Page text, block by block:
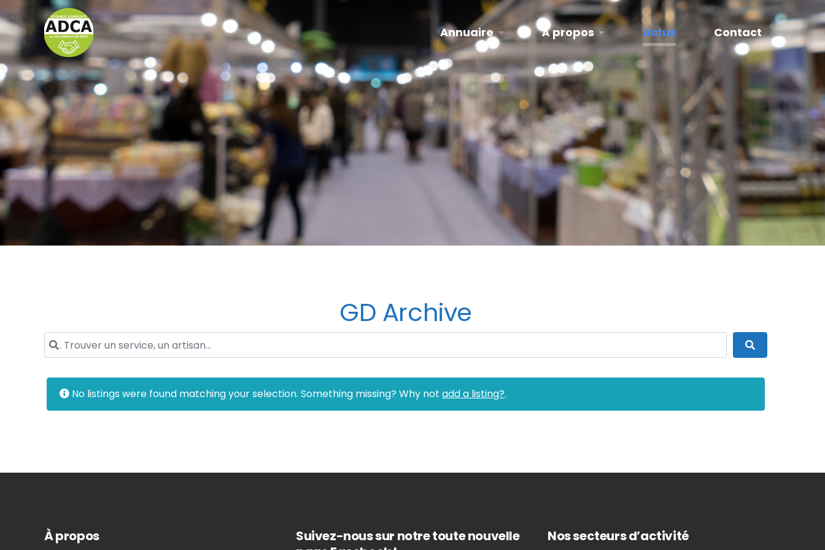
Annuaire À propos Actus Contact
GD Archive
. Trouver un service, un artisan... Search
No listings were found matching your selection. Something missing? Why not add a listing?.
À propos
Suivez-nous sur notre toute nouvelle
Nos secteurs d’activité